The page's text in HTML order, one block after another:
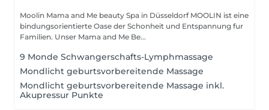
Moolin Mama and Me beauty Spa in Düsseldorf MOOLIN ist eine
bindungsorientierte Oase der Schonheit und Entspannung fur
Familien. Unser Mama and Me Be...
9 Monde Schwangerschafts-Lymphmassage
Mondlicht geburtsvorbereitende Massage
Mondlicht geburtsvorbereitende Massage inkl.
Akupressur Punkte